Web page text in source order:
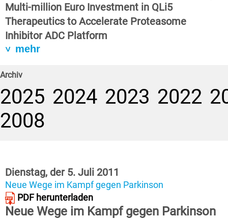
Multi-million Euro Investment in QLi5
Therapeutics to Accelerate Proteasome
Inhibitor ADC Platform
mehr
Archiv
2025 2024 2023 2022
2008
Dienstag, der 5. Juli 2011
Neue Wege im Kampf gegen Parkinson
PDF herunterladen
Neue Wege im Kampf gegen Parkinson